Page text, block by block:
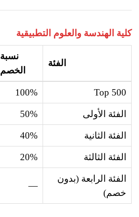
كلية الهندسة والعلوم التطبيقية
الفئة
نسبة
الخصم
Top 500
100%
الفئة الأولى 50%
الفئة الثانية 40%
الفئة الثالثة 20%
الفئة الرابعة (بدون
خصم)
—